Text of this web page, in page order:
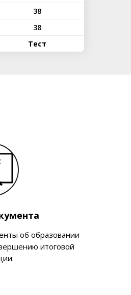
38
38
Тест
об образовании
итоговой